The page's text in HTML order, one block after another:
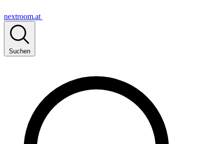
nextroom.at
Suchen